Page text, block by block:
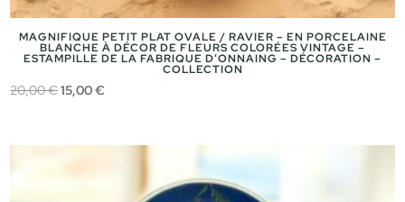
MAGNIFIQUE PETIT PLAT OVALE / RAVIER – EN PORCELAINE
BLANCHE À DÉCOR DE FLEURS COLORÉES VINTAGE –
ESTAMPILLE DE LA FABRIQUE D’ONNAING – DÉCORATION –
COLLECTION
20,00€Le
15,00€Le